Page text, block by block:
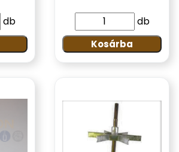
db db
Kosárba